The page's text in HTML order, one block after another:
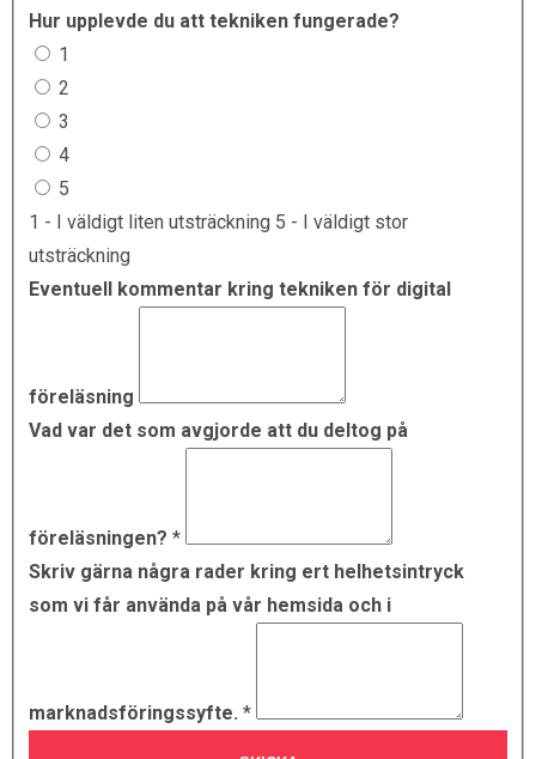
Hur upplevde du att tekniken fungerade?
1
2
3
4
5
1 - I väldigt liten utsträckning 5 - I väldigt stor
utsträckning
Eventuell kommentar kring tekniken för digital
föreläsning
Vad var det som avgjorde att du deltog på
föreläsningen? *
Skriv gärna några rader kring ert helhetsintryck
som vi får använda på vår hemsida och i
marknadsföringssyfte. *